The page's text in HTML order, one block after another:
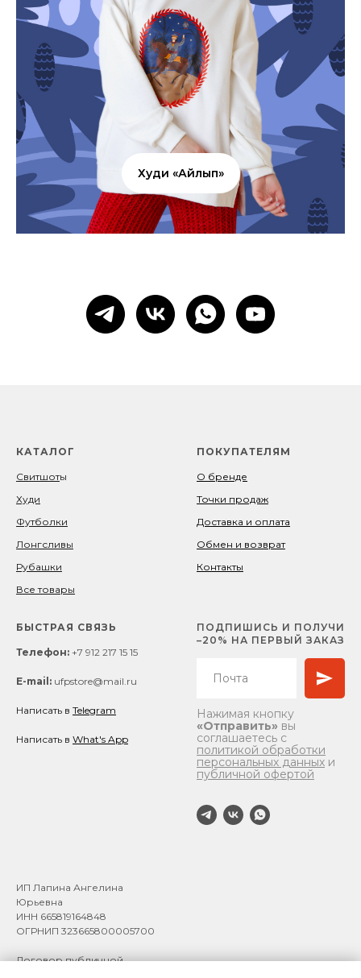
Худи «Айлып»
КАТАЛОГ
Свитшоты
Худи
Футболки
Лонгсливы
Рубашки
Все товары
ПОКУПАТЕЛЯМ
О бренде
Точки продаж
Доставка и оплата
Обмен и возврат
Контакты
БЫСТРАЯ СВЯЗЬ
Телефон: +7 912 217 15 15
E-mail: ufpstore@mail.ru
Написать в Telegram
Написать в What's App
ПОДПИШИСЬ И ПОЛУЧИ
–20% НА ПЕРВЫЙ ЗАКАЗ
Нажимая кнопку
«Отправить» вы
соглашаетесь с
политикой обработки
персональных данных и
публичной офертой
ИП Лапина Ангелина
Юрьевна
ИНН 665819164848
ОГРНИП 323665800005700
Договор публичной